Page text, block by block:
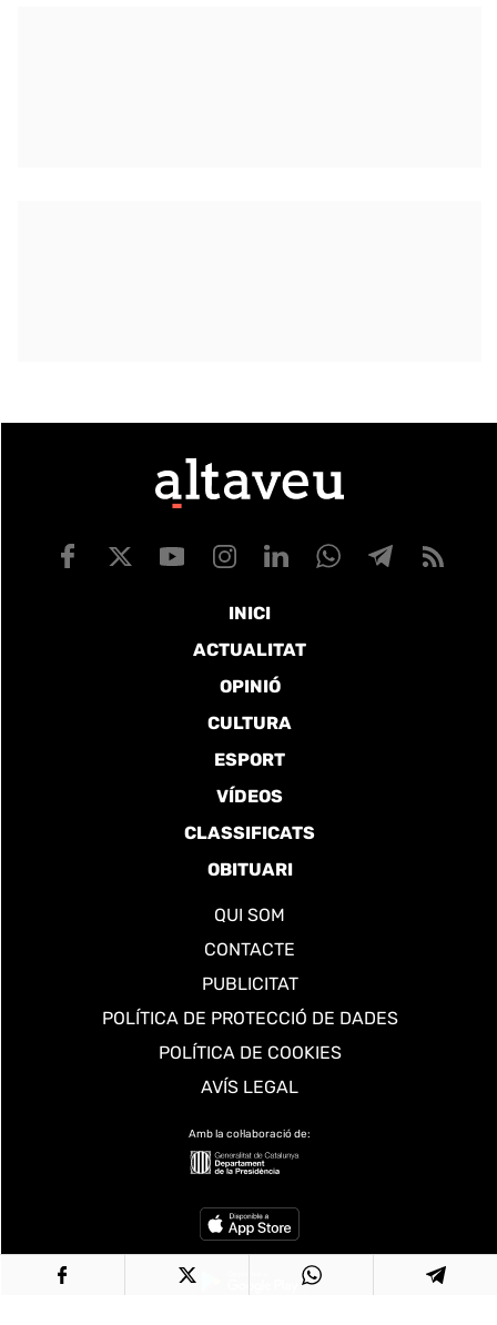
INICI
ACTUALITAT
OPINIÓ
CULTURA
ESPORT
VÍDEOS
CLASSIFICATS
OBITUARI
QUI SOM
CONTACTE
PUBLICITAT
POLÍTICA DE PROTECCIÓ DE DADES
POLÍTICA DE COOKIES
AVÍS LEGAL
Amb la col·laboració de: